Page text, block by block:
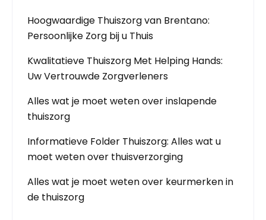
Hoogwaardige Thuiszorg van Brentano:
Persoonlijke Zorg bij u Thuis
Kwalitatieve Thuiszorg Met Helping Hands:
Uw Vertrouwde Zorgverleners
Alles wat je moet weten over inslapende
thuiszorg
Informatieve Folder Thuiszorg: Alles wat u
moet weten over thuisverzorging
Alles wat je moet weten over keurmerken in
de thuiszorg